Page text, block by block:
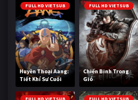
FULL HD VIETSUB
Huyền Thoại Aang:
Tiết Khí Sư Cuối
Cùng
FULL HD VIETSUB
Chiến Binh Trong
Gió